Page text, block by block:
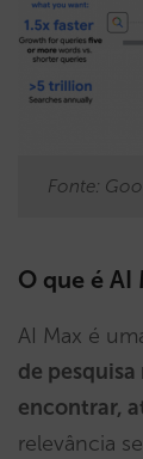
Fonte:
O que é
AI Max é
de pesquisa
encontrar,
relevância